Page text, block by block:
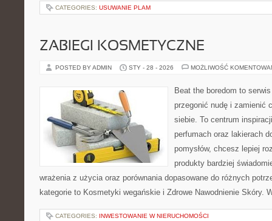
CATEGORIES: USUWANIE PLAM
ZABIEGI KOSMETYCZNE
POSTED BY ADMIN STY - 28 - 2026 MOŻLIWOŚĆ
Beat the boredom to
przegonić nudę i zamienić
siebie. To centrum
perfumach oraz lakierach
pomysłów, chcesz lepiej
produkty bardziej
wrażenia z użycia oraz porównania dopasowane do różnych
kategorie to Kosmetyki wegańskie i Zdrowe Nawodnienie Skóry.
CATEGORIES: INWESTOWANIE W NIERUCHOMOŚCI